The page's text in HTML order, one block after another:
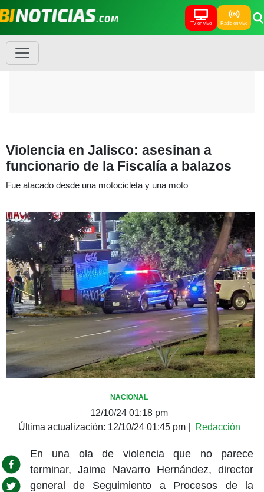
TV en vivo Radio en vivo
Violencia en Jalisco: asesinan a
funcionario de la Fiscalía a balazos
Fue atacado desde una motocicleta y una moto
NACIONAL
12/10/24 01:18 pm
Última actualización: 12/10/24 01:45 pm| Redacción
En una ola de violencia que no parece
terminar, Jaime Navarro Hernández, director
general de Seguimiento a Procesos de la